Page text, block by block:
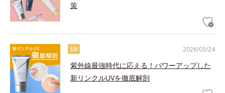
策
2026/03/24
UV
紫外線最強時代に応える！パワーアップした
新リンクルUVを徹底解剖